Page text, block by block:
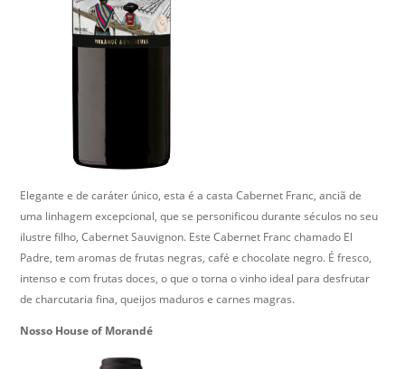
Elegante e de caráter único, esta é a casta Cabernet Franc, anciã de
uma linhagem excepcional, que se personificou durante séculos no seu
ilustre filho, Cabernet Sauvignon. Este Cabernet Franc chamado El
Padre, tem aromas de frutas negras, café e chocolate negro. É fresco,
intenso e com frutas doces, o que o torna o vinho ideal para desfrutar
de charcutaria fina, queijos maduros e carnes magras.
Nosso House of Morandé